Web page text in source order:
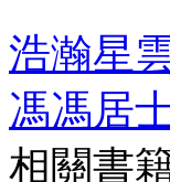
浩瀚星
馮馮居
相關書